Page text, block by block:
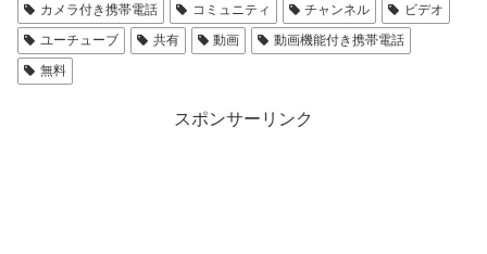
カメラ付き携帯電話
コミュニティ チャンネル
ビデオ
ユーチューブ
共有 動画
動画機能付き携帯電話
無料
スポンサーリンク